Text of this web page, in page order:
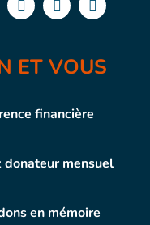
ET VOUS
financière
donateur mensuel
en mémoire